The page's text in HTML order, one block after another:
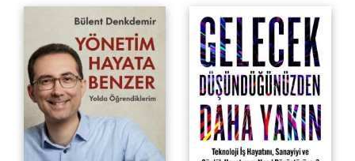
Teknoloji İş Hayatını,
Sanayiyi ve Günlük
Hayatımızı Nasıl
Dönüştürüyor?